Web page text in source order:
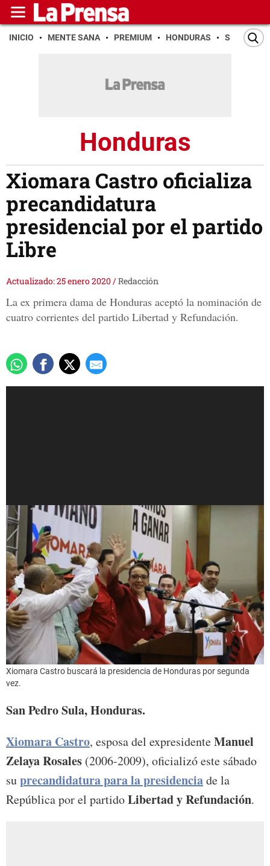
INICIO MENTE SANA PREMIUM HONDURAS SAN PEDRO
Honduras
Xiomara Castro oficializa
precandidatura
presidencial por el partido
Libre
Actualizado: 25 enero 2020/Redacción
La ex primera dama de Honduras aceptó la nominación de
cuatro corrientes del partido Libertad y Refundación.
Xiomara Castro buscará la presidencia de Honduras por segunda
vez.
San Pedro Sula, Honduras.
Xiomara Castro, esposa del expresidenteManuel
Zelaya Rosales (2006-2009), oficializó este sábado
suprecandidatura para la presidenciade la
República por el partidoLibertad y Refundación.